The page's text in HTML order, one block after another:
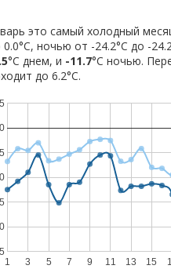
это самый холодный
0.0°C, ночью от -24.2°C до -
°C днем, и -11.7°C ночью.
до 6.2°С.
1 3 5 7 9 11 13 15
0
5